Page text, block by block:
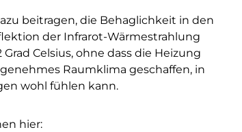
beitragen, die Behaglichkeit in den
der Infrarot-Wärmestrahlung
Celsius, ohne dass die Heizung
Raumklima geschaffen, in
wohl fühlen kann.
hier: